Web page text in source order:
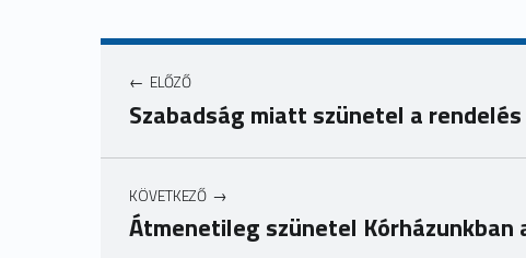
ELŐZŐ
Szabadság miatt szünetel a
KÖVETKEZŐ
Átmenetileg szünetel